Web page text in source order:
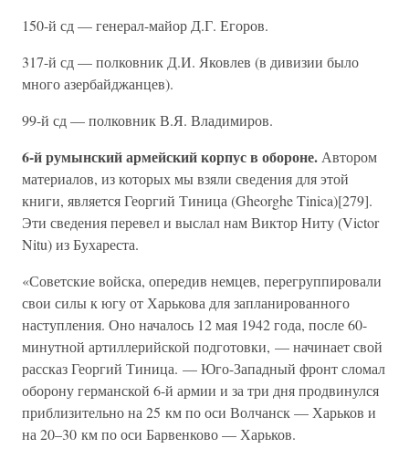
150-й сд — генерал-майор Д.Г. Егоров.
317-й сд — полковник Д.И. Яковлев (в дивизии было
много азербайджанцев).
99-й сд — полковник В.Я. Владимиров.
6-й румынский армейский корпус в обороне. Автором
материалов, из которых мы взяли сведения для этой
книги, является Георгий Тиница (Gheorghe Tinica)[279].
Эти сведения перевел и выслал нам Виктор Ниту (Victor
Nitu) из Бухареста.
«Советские войска, опередив немцев, перегруппировали
свои силы к югу от Харькова для запланированного
наступления. Оно началось 12 мая 1942 года, после 60-
минутной артиллерийской подготовки, — начинает свой
рассказ Георгий Тиница. — Юго-Западный фронт сломал
оборону германской 6-й армии и за три дня продвинулся
приблизительно на 25 км по оси Волчанск — Харьков и
на 20–30 км по оси Барвенково — Харьков.